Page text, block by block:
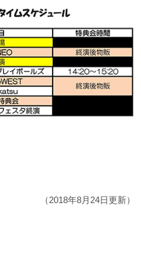
（2018年8月24日更新）